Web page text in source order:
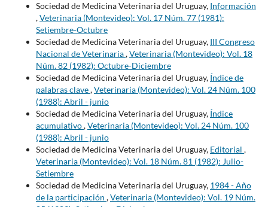
Sociedad de Medicina Veterinaria del Uruguay, Información
,Veterinaria (Montevideo): Vol. 17 Núm. 77 (1981):
Setiembre-Octubre
Sociedad de Medicina Veterinaria del Uruguay, III Congreso
Nacional de Veterinaria,Veterinaria (Montevideo): Vol. 18
Núm. 82 (1982): Octubre-Diciembre
Sociedad de Medicina Veterinaria del Uruguay, Índice de
palabras clave,Veterinaria (Montevideo): Vol. 24 Núm. 100
(1988): Abril - junio
Sociedad de Medicina Veterinaria del Uruguay, Índice
acumulativo,Veterinaria (Montevideo): Vol. 24 Núm. 100
(1988): Abril - junio
Sociedad de Medicina Veterinaria del Uruguay, Editorial ,
Veterinaria (Montevideo): Vol. 18 Núm. 81 (1982): Julio-
Setiembre
Sociedad de Medicina Veterinaria del Uruguay, 1984 - Año
de la participación ,Veterinaria (Montevideo): Vol. 19 Núm.